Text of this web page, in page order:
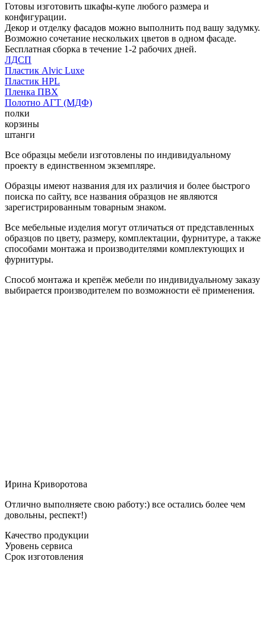
Готовы изготовить шкафы-купе любого размера и
конфигурации.
Декор и отделку фасадов можно выполнить под вашу задумку.
Возможно сочетание нескольких цветов в одном фасаде.
Бесплатная сборка в течение 1-2 рабочих дней.
ЛДСП
Пластик Alvic Luxe
Пластик HPL
Пленка ПВХ
Полотно АГТ (МДФ)
полки
корзины
штанги
Все образцы мебели изготовлены по индивидуальному
проекту в единственном экземпляре.
Образцы имеют названия для их различия и более быстрого
поиска по сайту, все названия образцов не являются
зарегистрированным товарным знаком.
Все мебельные изделия могут отличаться от представленных
образцов по цвету, размеру, комплектации, фурнитуре, а также
способами монтажа и производителями комплектующих и
фурнитуры.
Способ монтажа и крепёж мебели по индивидуальному заказу
выбирается производителем по возможности её применения.
Ирина Криворотова
Отлично выполняете свою работу:) все остались более чем
довольны, респект!)
Качество продукции
Уровень сервиса
Срок изготовления